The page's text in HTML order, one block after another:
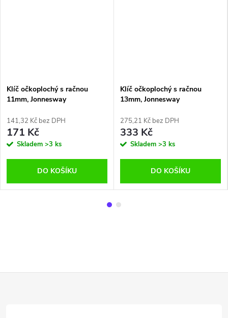
Klíč očkoplochý s račnou
11mm, Jonnesway
141,32 Kč bez DPH
171 Kč
Skladem >3 ks
DO KOŠÍKU
Klíč očkoplochý s račnou
13mm, Jonnesway
275,21 Kč bez DPH
333 Kč
Skladem >3 ks
DO KOŠÍKU